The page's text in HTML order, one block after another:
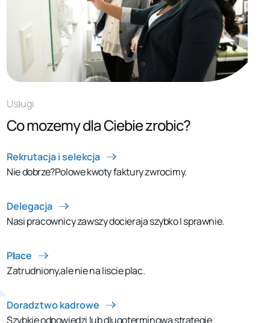
Usługi
Co mozemy dla Ciebie zrobic?
Rekrutacja i selekcja
Nie dobrze?Polowe kwoty faktury zwrocimy.
Delegacja
Nasi pracownicy zawszy docieraja szybko I sprawnie.
Płace
Zatrudniony,ale nie na liscie plac.
Doradztwo kadrowe
Szybkie odpowiedzi lub dlugoterminowa strategie.